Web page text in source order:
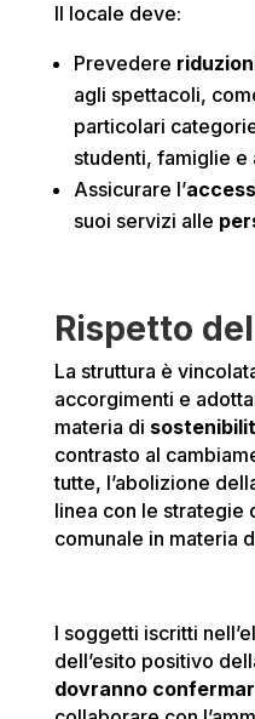
Il locale deve:
Prevedere
agli spettacoli,
particolari
studenti, famiglie e
Assicurare l’
suoi servizi alle
Rispetto
La struttura è
accorgimenti e
materia di
contrasto al
tutte, l’abolizione
linea con le strategie
comunale in materia
I soggetti iscritti
dell’esito positivo
dovranno